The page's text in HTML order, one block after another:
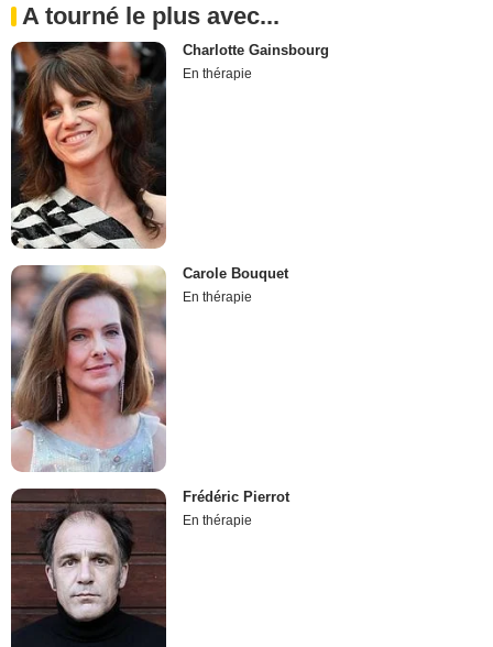
A tourné le plus avec...
Charlotte Gainsbourg
En thérapie
Carole Bouquet
En thérapie
Frédéric Pierrot
En thérapie